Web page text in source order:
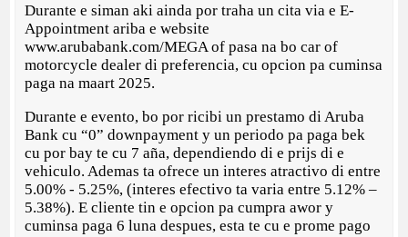
Durante e siman aki ainda por traha un cita via e E-
Appointment ariba e website
www.arubabank.com/MEGA of pasa na bo car of
motorcycle dealer di preferencia, cu opcion pa cuminsa
paga na maart 2025.
Durante e evento, bo por ricibi un prestamo di Aruba
Bank cu “0” downpayment y un periodo pa paga bek
cu por bay te cu 7 aña, dependiendo di e prijs di e
vehiculo. Ademas ta ofrece un interes atractivo di entre
5.00% - 5.25%, (interes efectivo ta varia entre 5.12% –
5.38%). E cliente tin e opcion pa cumpra awor y
cuminsa paga 6 luna despues, esta te cu e prome pago